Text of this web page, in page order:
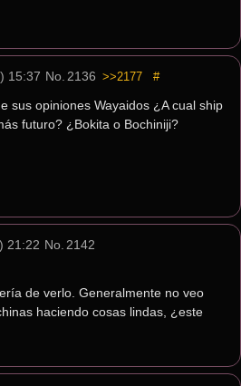
15:37 No. 2136 >>2177 #
sus opiniones Wayaidos ¿A cual ship
futuro? ¿Bokita o Bochiniji?
21:22 No. 2142
de verlo. Generalmente no veo
haciendo cosas lindas, ¿este